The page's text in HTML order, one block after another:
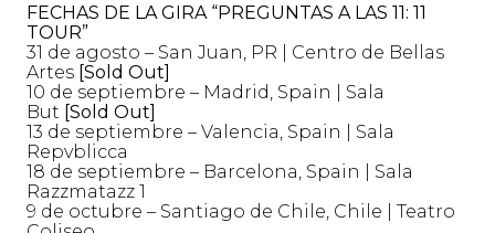
FECHAS DE LA GIRA “PREGUNTAS A LAS 11: 11
TOUR”
31 de agosto – San Juan, PR | Centro de Bellas
Artes [Sold Out]
10 de septiembre – Madrid, Spain | Sala
But [Sold Out]
13 de septiembre – Valencia, Spain | Sala
Repvblicca
18 de septiembre – Barcelona, Spain | Sala
Razzmatazz 1
9 de octubre – Santiago de Chile, Chile | Teatro